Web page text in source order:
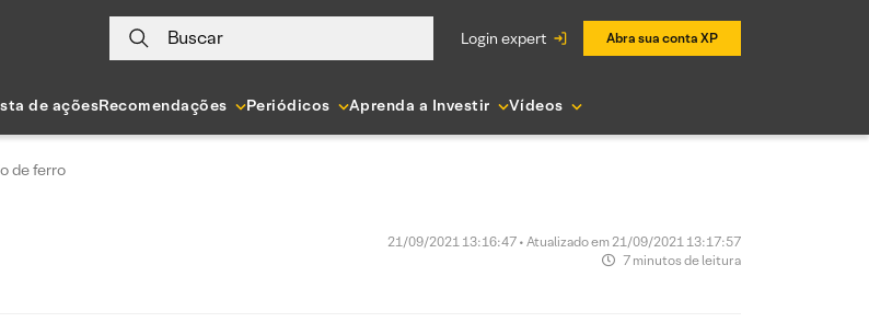
Buscar login expert Abra sua conta XP
de açõesRecomendações Periódicos Aprenda a Investir Vídeos
de ferro
21/09/2021 13:16:47 • Atualizado em 21/09/2021 13:17:57
7 minutos de leitura